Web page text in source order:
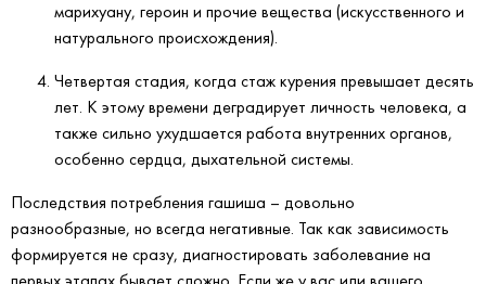
марихуану, героин и прочие вещества (искусственного и
натурального происхождения).
Четвертая стадия, когда стаж курения превышает десять
лет. К этому времени деградирует личность человека, а
также сильно ухудшается работа внутренних органов,
особенно сердца, дыхательной системы.
Последствия потребления гашиша – довольно
разнообразные, но всегда негативные. Так как зависимость
формируется не сразу, диагностировать заболевание на